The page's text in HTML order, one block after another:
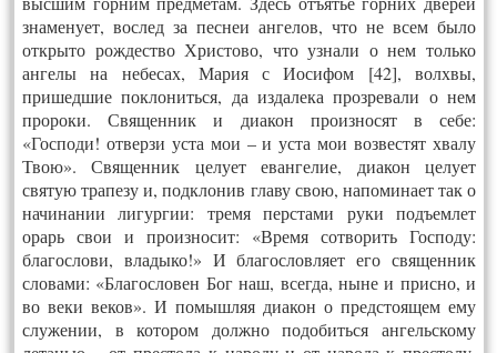
знаменует, вослед за песнеи ангелов, что не всем было
открыто рождество Христово, что узнали о нем только
ангелы на небесах, Мария с Иосифом [42], волхвы,
пришедшие поклониться, да издалека прозревали о нем
пророки. Священник и диакон произносят в себе:
«Господи! отверзи уста мои – и уста мои возвестят хвалу
Твою». Священник целует евангелие, диакон целует
святую трапезу и, подклонив главу свою, напоминает так о
начинании лигургии: тремя перстами руки подъемлет
орарь свои и произносит: «Время сотворить Господу:
благослови, владыко!» И благословляет его священник
словами: «Благословен Бог наш, всегда, ныне и присно, и
во веки веков». И помышляя диакон о предстоящем ему
служении, в котором должно подобиться ангельскому